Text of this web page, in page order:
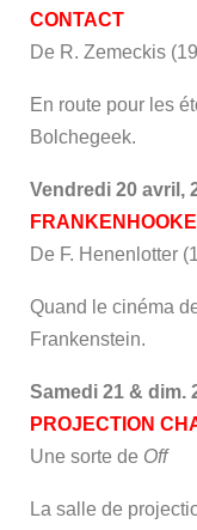
CONTACT
De R. Zemeckis
En route pour les
Bolchegeek.
Vendredi 20 avril,
De F. Henenlotter
Quand le cinéma
Frankenstein.
Samedi 21 & dim.
PROJECTION
Une sorte de Off
La salle de